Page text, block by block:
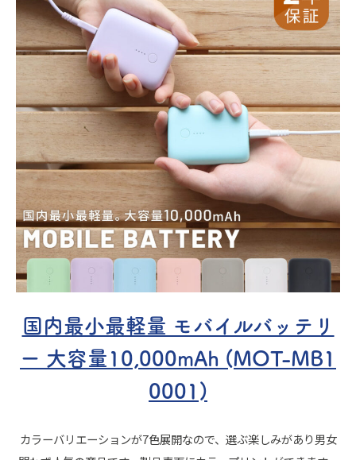
国内最小最軽量 モバイルバッテリ
ー 大容量10,000mAh (MOT-MB1
0001)
カラーバリエーションが7色展開なので、選ぶ楽しみがあり男女